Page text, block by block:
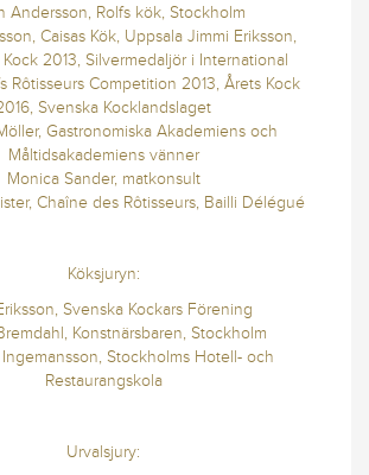
Andersson, Rolfs kök, Stockholm
Caisas Kök, Uppsala Jimmi Eriksson,
2013, Silvermedaljör i International
Rôtisseurs Competition 2013, Årets Kock
Svenska Kocklandslaget
Gastronomiska Akademiens och
Måltidsakademiens vänner
Monica Sander, matkonsult
Chaîne des Rôtisseurs, Bailli Délégué
Köksjuryn:
Svenska Kockars Förening
Konstnärsbaren, Stockholm
Ingemansson, Stockholms Hotell- och
Restaurangskola
Urvalsjury: